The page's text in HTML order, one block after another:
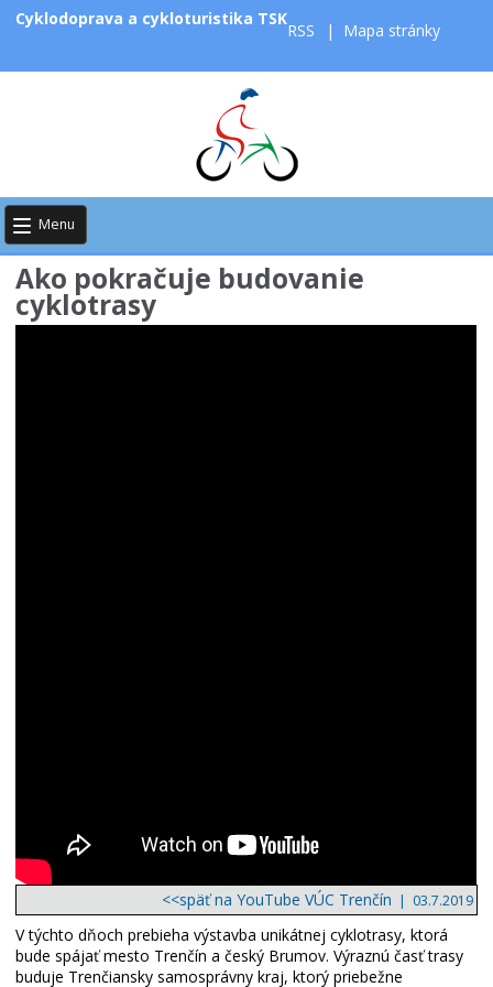
Cyklodoprava a cykloturistika TSK
RSS | Mapa stránky
Menu
Ako pokračuje budovanie
cyklotrasy
<<späť na YouTube VÚC Trenčín | 03.7.2019
V týchto dňoch prebieha výstavba unikátnej cyklotrasy, ktorá
bude spájať mesto Trenčín a český Brumov. Výraznú časť trasy
buduje Trenčiansky samosprávny kraj, ktorý priebežne